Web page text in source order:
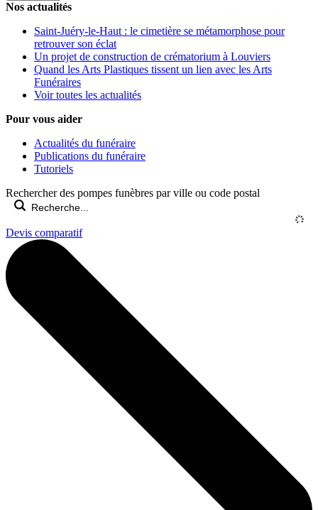
Nos actualités
Saint-Juéry-le-Haut : le cimetière se métamorphose pour
retrouver son éclat
Un projet de construction de crématorium à Louviers
Quand les Arts Plastiques tissent un lien avec les Arts
Funéraires
Voir toutes les actualités
Pour vous aider
Actualités du funéraire
Publications du funéraire
Tutoriels
Rechercher des pompes funèbres par ville ou code postal
Devis comparatif